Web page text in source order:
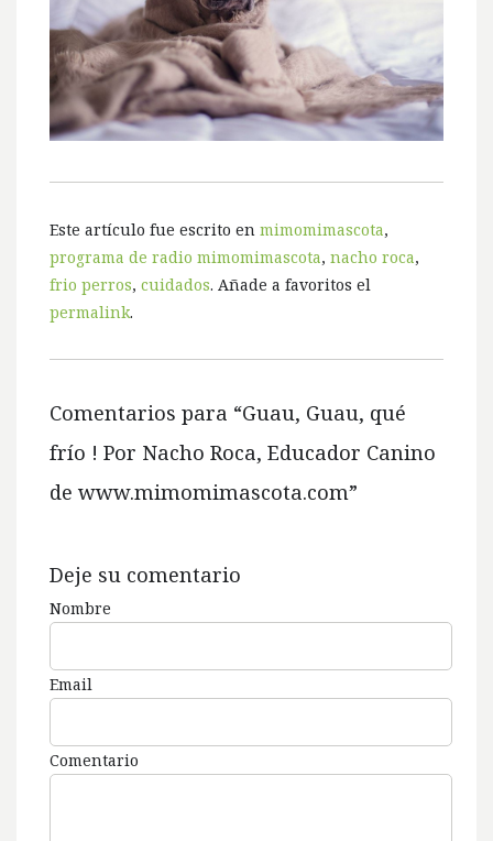
Este artículo fue escrito en mimomimascota,
programa de radio mimomimascota, nacho roca,
frio perros, cuidados. Añade a favoritos el
permalink.
Comentarios para “Guau, Guau, qué
frío ! Por Nacho Roca, Educador Canino
de www.mimomimascota.com”
Deje su comentario
Nombre
Email
Comentario